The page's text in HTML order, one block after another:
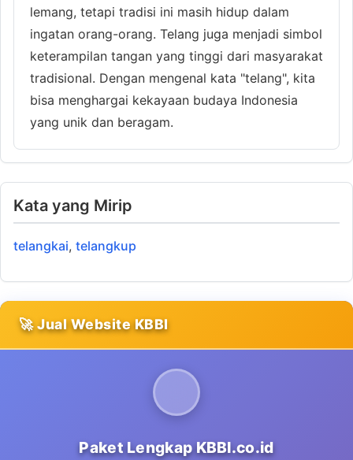
lemang, tetapi tradisi ini masih hidup dalam
ingatan orang-orang. Telang juga menjadi simbol
keterampilan tangan yang tinggi dari masyarakat
tradisional. Dengan mengenal kata "telang", kita
bisa menghargai kekayaan budaya Indonesia
yang unik dan beragam.
Kata yang Mirip
telangkai, telangkup
🚀 Jual Website KBBI
Paket Lengkap KBBI.co.id